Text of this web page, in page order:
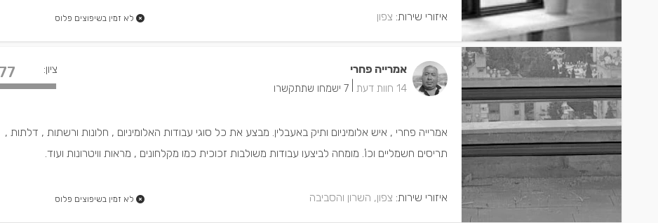
איזורי שירות: צפון לא זמין בשיפוצים פלוס
אמרייה פחרי
14 חוות דעת 7 ישמחו שתתקשרו
ציון:
אמרייה פחרי , איש אלומיניום ותיק באעבלין. מבצע את כל סוגי עבודות האלומיניום , חלונות ורשתות , דלתות ,
תריסים חשמליים וכו'. מומחה לביצעו עבודות משולבות זכוכית כמו מקלחונים , מראות וויטרונות ועוד.
איזורי שירות: צפון, השרון והסביבה לא זמין בשיפוצים פלוס